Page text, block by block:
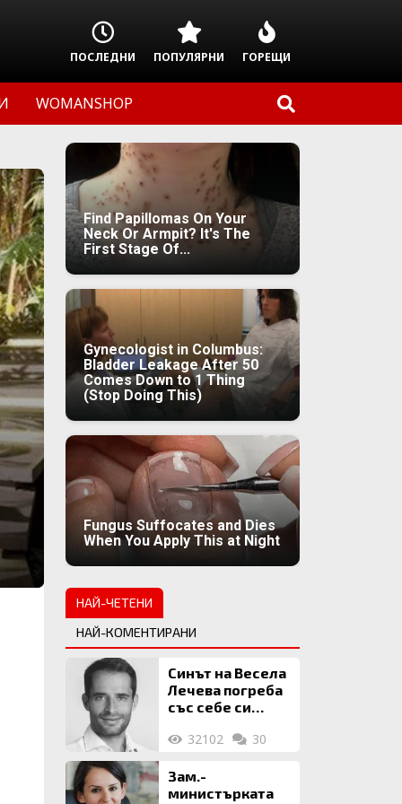
ПОСЛЕДНИ ПОПУЛЯРНИ ГОРЕЩИ
WOMANSHOP
Find Papillomas On Your
Neck Or Armpit? It's The
First Stage Of...
Gynecologist in Columbus:
Bladder Leakage After 50
Comes Down to 1 Thing
(Stop Doing This)
Fungus Suffocates and Dies
When You Apply This at Night
НАЙ-ЧЕТЕНИ
НАЙ-КОМЕНТИРАНИ
Синът на Весела
Лечева погреба
със себе си
млн. евро
32102 30
Зам.-
министърката